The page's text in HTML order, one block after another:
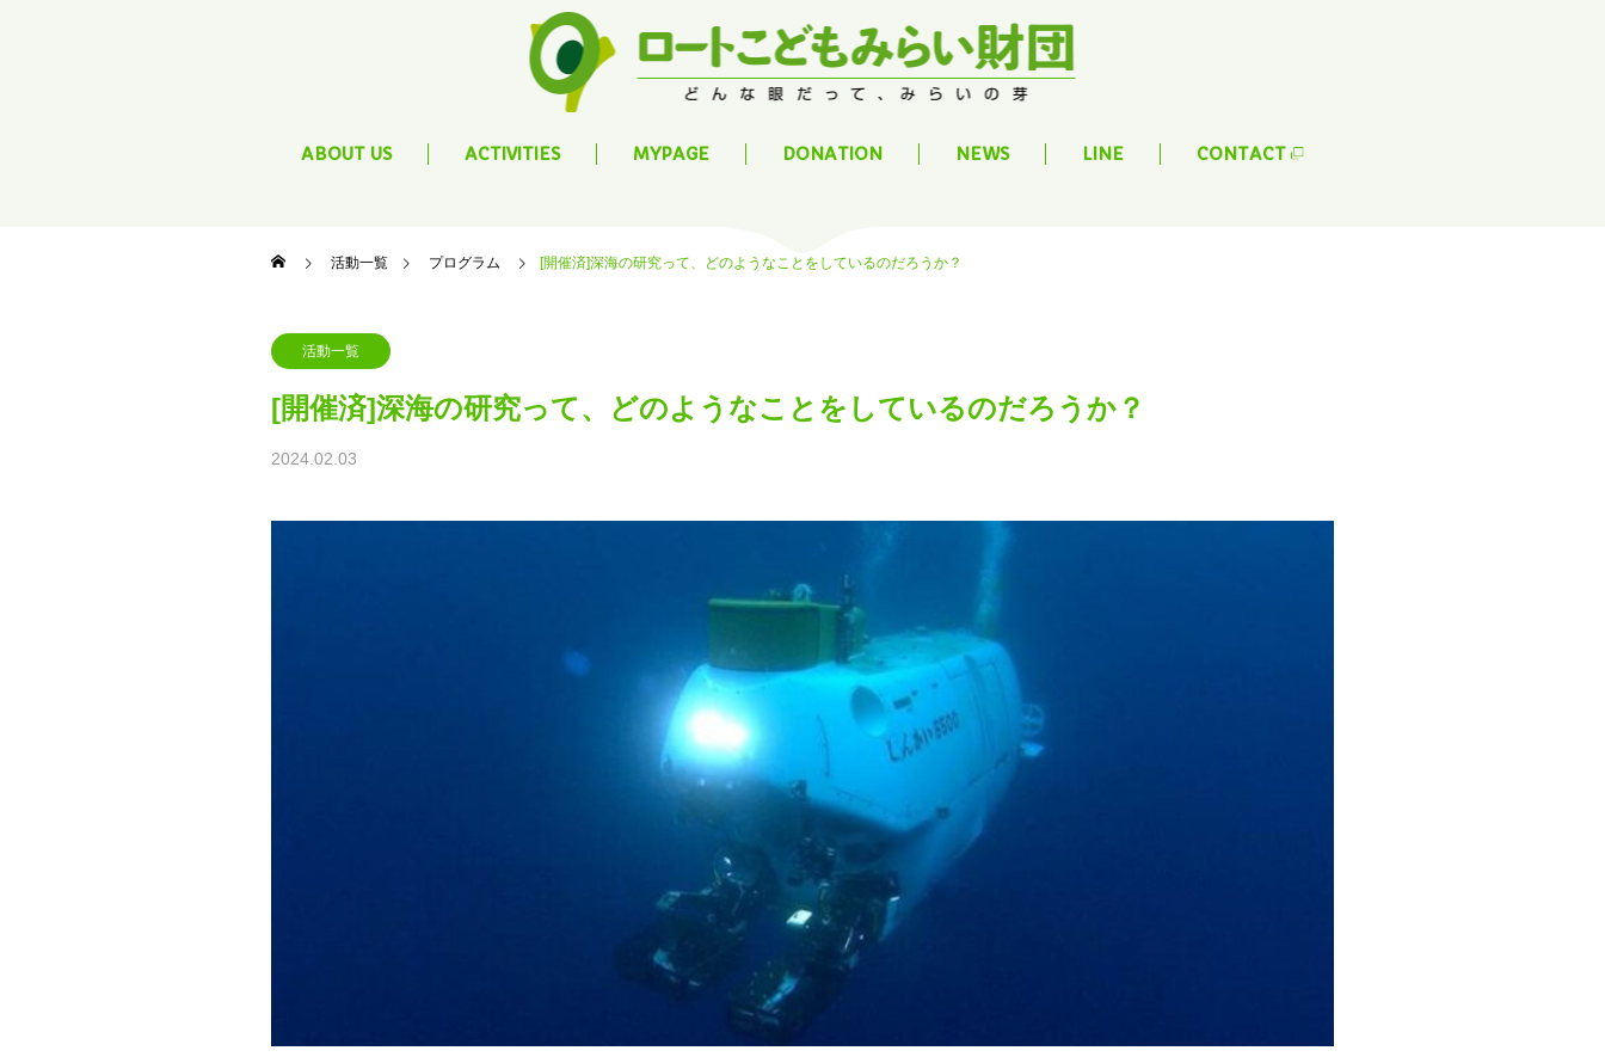
ABOUT US ACTIVITIES MYPAGE DONATION NEWS LINE CONTACT
活動一覧 プログラム [開催済]深海の研究って、どのようなことをしているのだろうか？
活動一覧
[開催済]深海の研究って、どのようなことをしているのだろうか？
2024.02.03